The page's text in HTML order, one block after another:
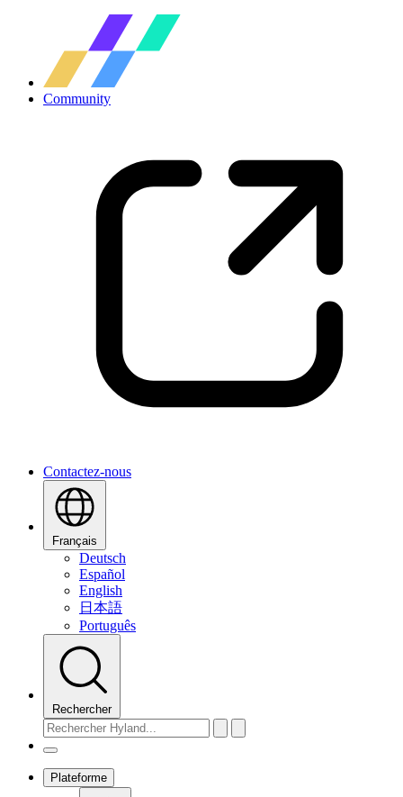
Community
Contactez-nous
Français
Deutsch
Español
English
日本語
Português
Rechercher
Plateforme